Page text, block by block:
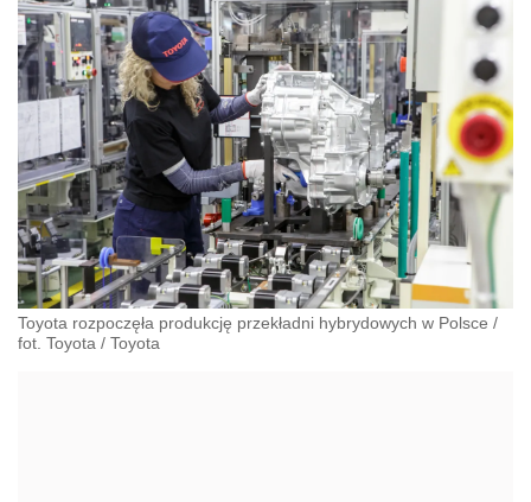
Toyota rozpoczęła produkcję przekładni hybrydowych w Polsce /
fot. Toyota / Toyota